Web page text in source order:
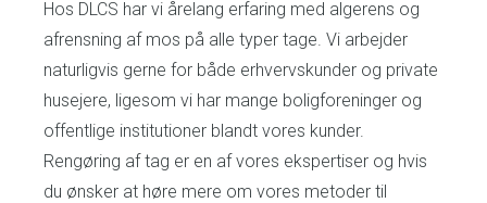
Hos DLCS har vi årelang erfaring med algerens og
afrensning af mos på alle typer tage. Vi arbejder
naturligvis gerne for både erhvervskunder og private
husejere, ligesom vi har mange boligforeninger og
offentlige institutioner blandt vores kunder.
Rengøring af tag er en af vores ekspertiser og hvis
du ønsker at høre mere om vores metoder til